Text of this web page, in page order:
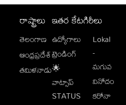
రాష్ట్రాలు
తెలంగాణ
ఆంధ్రప్రదేశ్
తమిళనాడు
ఇతర కేటగిరీలు
ఉద్యోగాలు
ట్రెండింగ్
🌟
వాట్సాప్
STATUS
Lokal
-
మగువ
వినోదం
కరోనా